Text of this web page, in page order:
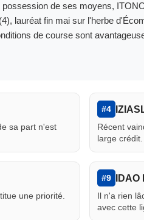
possession de ses moyens,
lauréat fin mai sur l'herbe
de course sont
sa part n'est
#4
Récent
large crédit.
une priorité.
#9 IDAO
Il n'a rien
avec cette